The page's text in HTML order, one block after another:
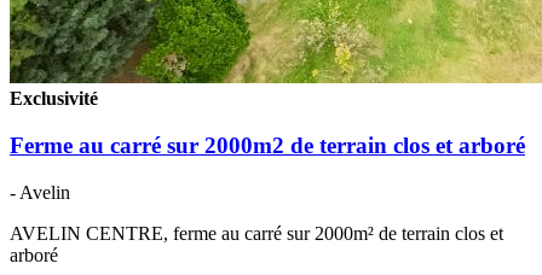
Exclusivité
Ferme au carré sur 2000m2 de terrain clos et arboré
- Avelin
AVELIN CENTRE, ferme au carré sur 2000m² de terrain clos et
arboré